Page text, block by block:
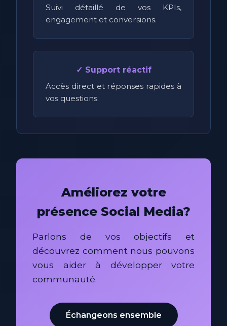
Suivi détaillé de vos KPIs,
engagement et conversions.
✓ Support réactif
Accès direct et réponses rapides à
vos questions.
Améliorez votre
présence Social Media?
Parlons de vos objectifs et
découvrez comment nous pouvons
vous aider à développer votre
communauté.
Échangeons ensemble